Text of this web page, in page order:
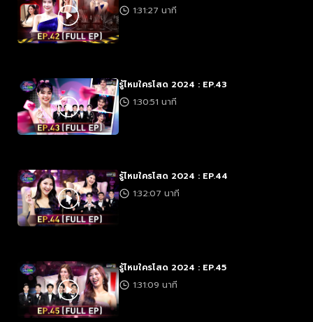
1:31:27 นาที
รู้ไหมใครโสด 2024 : EP.43
1:30:51 นาที
รู้ไหมใครโสด 2024 : EP.44
1:32:07 นาที
รู้ไหมใครโสด 2024 : EP.45
1:31:09 นาที